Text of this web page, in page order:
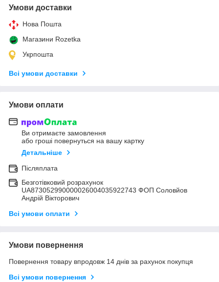
Умови доставки
Нова Пошта
Магазини Rozetka
Укрпошта
Всі умови доставки
Умови оплати
Ви отримаєте замовлення
або гроші повернуться на вашу картку
Детальніше
Післяплата
Безготівковий розрахунок
UA873052990000026004035922743 ФОП Соловйов
Андрій Вікторович
Всі умови оплати
Умови повернення
Повернення товару впродовж 14 днів за рахунок покупця
Всі умови повернення